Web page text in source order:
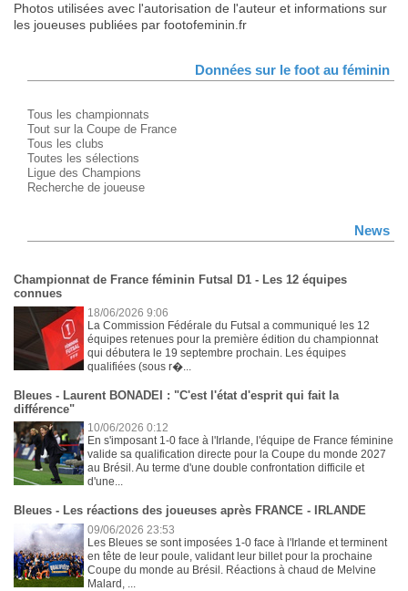
Photos utilisées avec l'autorisation de l'auteur et informations sur
les joueuses publiées par footofeminin.fr
Données sur le foot au féminin
Tous les championnats
Tout sur la Coupe de France
Tous les clubs
Toutes les sélections
Ligue des Champions
Recherche de joueuse
News
Championnat de France féminin Futsal D1 - Les 12 équipes
connues
18/06/2026 9:06
La Commission Fédérale du Futsal a communiqué les 12
équipes retenues pour la première édition du championnat
qui débutera le 19 septembre prochain. Les équipes
qualifiées (sous r�...
Bleues - Laurent BONADEI : "C'est l'état d'esprit qui fait la
différence"
10/06/2026 0:12
En s'imposant 1-0 face à l'Irlande, l'équipe de France féminine
valide sa qualification directe pour la Coupe du monde 2027
au Brésil. Au terme d'une double confrontation difficile et
d'une...
Bleues - Les réactions des joueuses après FRANCE - IRLANDE
09/06/2026 23:53
Les Bleues se sont imposées 1-0 face à l'Irlande et terminent
en tête de leur poule, validant leur billet pour la prochaine
Coupe du monde au Brésil. Réactions à chaud de Melvine
Malard, ...